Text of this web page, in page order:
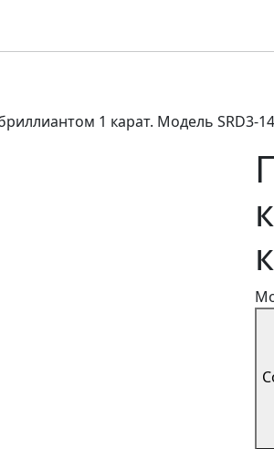
1 карат. Модель SRD3-